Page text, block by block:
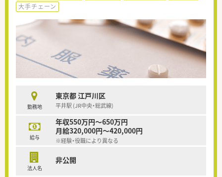
大手チェーン
勤務地
東京都 江戸川区
平井駅 (JR中央・総武線)
給与
年収550万円～650万円
月給320,000円～420,000円
※経験・役職により異なる
法人名
非公開